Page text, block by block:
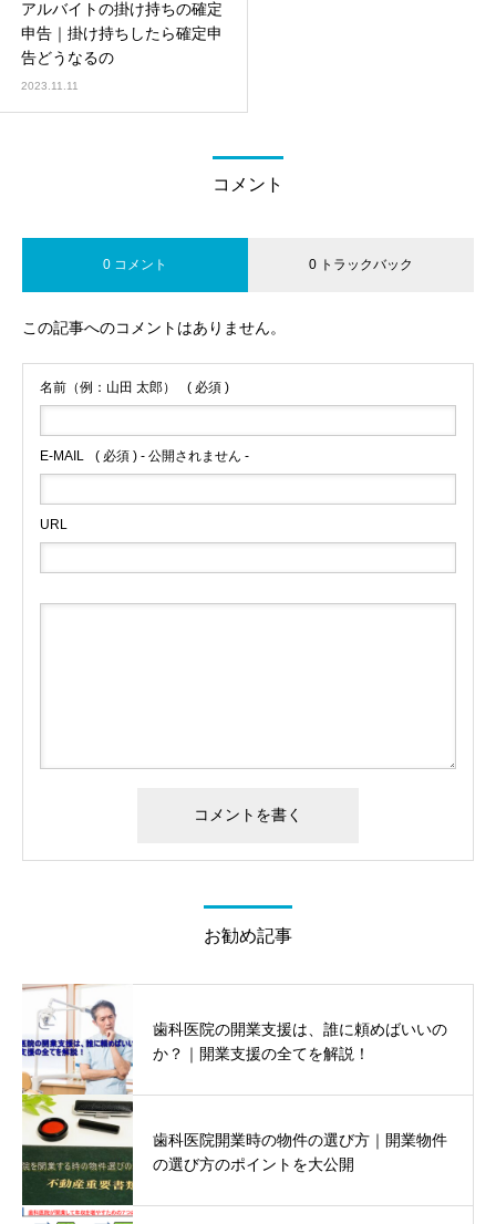
アルバイトの掛け持ちの確定
申告｜掛け持ちしたら確定申
告どうなるの
2023.11.11
コメント
0 コメント 0 トラックバック
この記事へのコメントはありません。
名前（例：山田 太郎） ( 必須 )
E-MAIL ( 必須 ) - 公開されません -
URL
お勧め記事
歯科医院の開業支援は、誰に頼めばいいの
か？｜開業支援の全てを解説！
歯科医院開業時の物件の選び方｜開業物件
の選び方のポイントを大公開